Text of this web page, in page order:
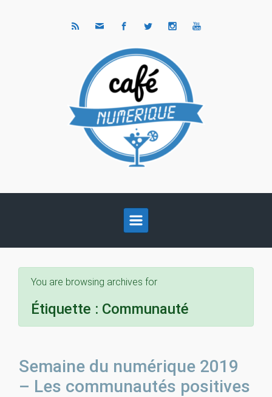
You are browsing archives for
Étiquette : Communauté
Semaine du numérique 2019
– Les communautés positives